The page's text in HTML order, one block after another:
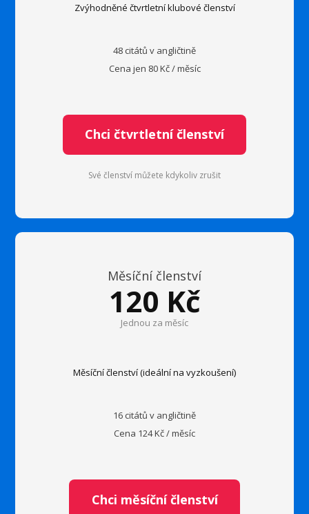
Zvýhodněné čtvrtletní klubové členství
48 citátů v angličtině
Cena jen 80 Kč / měsíc
Chci čtvrtletní členství
Své členství můžete kdykoliv zrušit
Měsíční členství
120 Kč
Jednou za měsíc
Měsíční členství (ideální na vyzkoušení)
16 citátů v angličtině
Cena 124 Kč / měsíc
Chci měsíční členství